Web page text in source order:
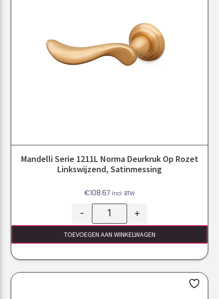
Mandelli Serie 1211L Norma Deurkruk Op Rozet
Linkswijzend, Satinmessing
€108.67 Incl. BTW
- +
TOEVOEGEN AAN WINKELWAGEN